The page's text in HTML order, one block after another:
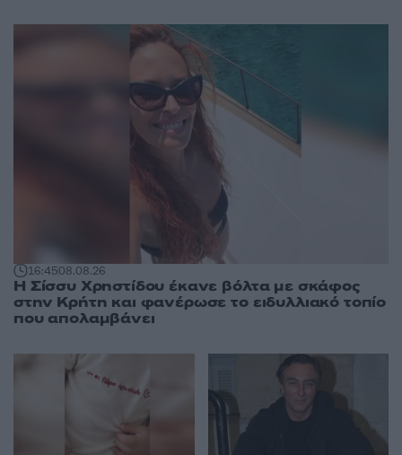
16:4508.08.26
Η Σίσσυ Χρηστίδου έκανε βόλτα με σκάφος
στην Κρήτη και φανέρωσε το ειδυλλιακό τοπίο
που απολαμβάνει